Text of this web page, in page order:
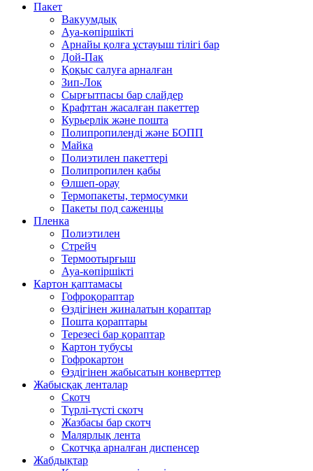
Пакет
Вакуумдық
Ауа-көпіршікті
Арнайы қолға ұстауыш тілігі бар
Дой-Пак
Қоқыс салуға арналған
Зип-Лок
Сырғытпасы бар слайдер
Крафттан жасалған пакеттер
Курьерлік және пошта
Полипропиленді және БОПП
Майка
Полиэтилен пакеттері
Полипропилен қабы
Өлшеп-орау
Термопакеты, термосумки
Пакеты под саженцы
Пленка
Полиэтилен
Стрейч
Термоотырғыш
Ауа-көпіршікті
Картон қаптамасы
Гофроқораптар
Өздігінен жиналатын қораптар
Пошта қораптары
Терезесі бар қораптар
Картон тубусы
Гофрокартон
Өздігінен жабысатын конверттер
Жабысқақ ленталар
Скотч
Түрлі-түсті скотч
Жазбасы бар скотч
Малярлық лента
Скотчқа арналған диспенсер
Жабдықтар